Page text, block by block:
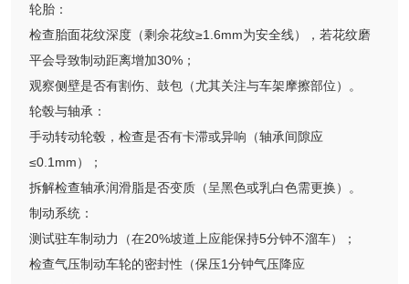
轮胎：
检查胎面花纹深度（剩余花纹≥1.6mm为安全线），若花纹磨
平会导致制动距离增加30%；
观察侧壁是否有割伤、鼓包（尤其关注与车架摩擦部位）。
轮毂与轴承：
手动转动轮毂，检查是否有卡滞或异响（轴承间隙应
≤0.1mm）；
拆解检查轴承润滑脂是否变质（呈黑色或乳白色需更换）。
制动系统：
测试驻车制动力（在20%坡道上应能保持5分钟不溜车）；
检查气压制动车轮的密封性（保压1分钟气压降应